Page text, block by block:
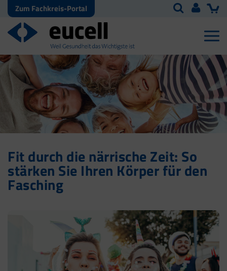
Zum Fachkreis-Portal
Fit durch die närrische Zeit: So
stärken Sie Ihren Körper für den
Fasching